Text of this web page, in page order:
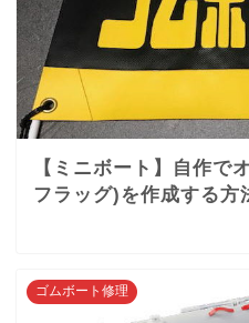
【ミニボート】自作で
フラッグ)を作成する方
ゴムボート修理